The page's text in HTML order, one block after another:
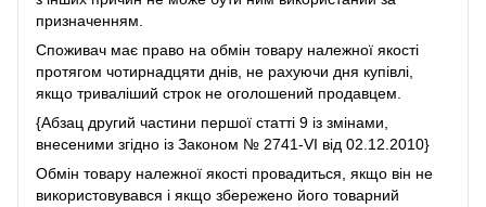
призначенням.
Споживач має право на обмін товару належної якості
протягом чотирнадцяти днів, не рахуючи дня купівлі,
якщо триваліший строк не оголошений продавцем.
{Абзац другий частини першої статті 9 із змінами,
внесеними згідно із Законом № 2741-VI від 02.12.2010}
Обмін товару належної якості провадиться, якщо він не
використовувався і якщо збережено його товарний